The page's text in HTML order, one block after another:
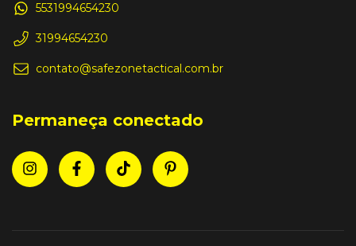
5531994654230
31994654230
contato@safezonetactical.com.br
Permaneça conectado